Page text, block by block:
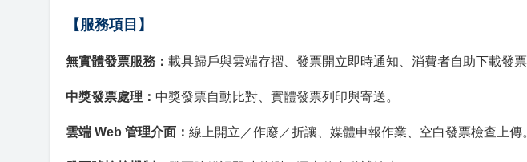
【服務項目】
無實體發票服務： 載具歸戶與雲端存摺、發票開立即時通知、消費者自助下載發票
中獎發票處理： 中獎發票自動比對、實體發票列印與寄送。
雲端 Web 管理介面： 線上開立／作廢／折讓、媒體申報作業、空白發票檢查上傳